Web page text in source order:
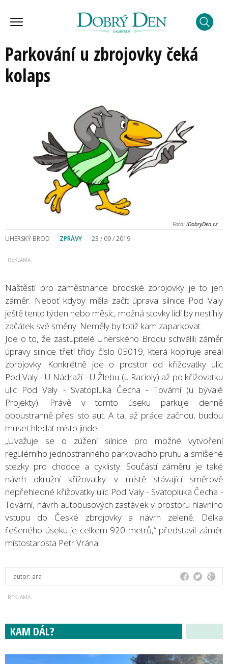
Parkování u zbrojovky čeká
kolaps
Foto: iDobryDen.cz
UHERSKÝ BROD ZPRÁVY 23 / 09 / 2019
Naštěstí pro zaměstnance brodské zbrojovky je to jen
záměr. Neboť kdyby měla začít úprava silnice Pod Valy
ještě tento týden nebo měsíc, možná stovky lidí by nestihly
začátek své směny. Neměly by totiž kam zaparkovat.
Jde o to, že zastupitelé Uherského Brodu schválili záměr
úpravy silnice třetí třídy číslo 05019, která kopíruje areál
zbrojovky. Konkrétně jde o prostor od křižovatky ulic
Pod Valy - U Nádraží - U Žlebu (u Racioly) až po křižovatku
ulic Pod Valy - Svatopluka Čecha - Tovární (u bývalé
Projekty). Právě v tomto úseku parkuje denně
oboustranně přes sto aut. A ta, až práce začnou, budou
muset hledat místo jinde.
„Uvažuje se o zúžení silnice pro možné vytvoření
regulérního jednostranného parkovacího pruhu a smíšené
stezky pro chodce a cyklisty. Součástí záměru je také
návrh okružní křižovatky v místě stávající směrově
nepřehledné křižovatky ulic Pod Valy - Svatopluka Čecha -
Tovární, návrh autobusových zastávek v prostoru hlavního
vstupu do České zbrojovky a návrh zeleně. Délka
řešeného úseku je celkem 920 metrů,“ představil záměr
místostarosta Petr Vrána.
autor: ara
KAM DÁL?